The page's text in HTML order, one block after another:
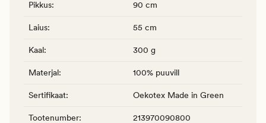
Pikkus: 90 cm
Laius: 55 cm
Kaal: 300 g
Materjal: 100% puuvill
Sertifikaat: Oekotex Made in Green
Tootenumber: 213970090800